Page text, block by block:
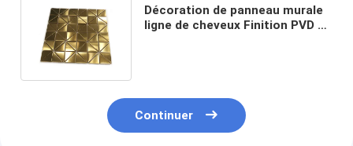
Décoration de panneau murale
ligne de cheveux Finition PVD or
Continuer